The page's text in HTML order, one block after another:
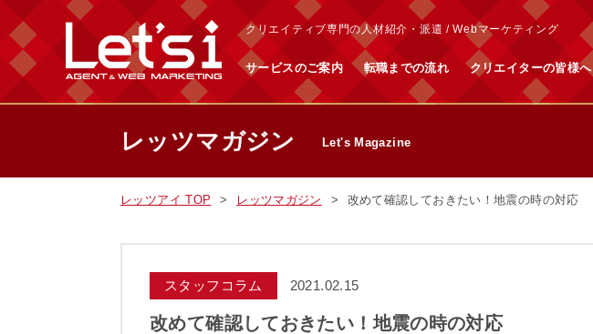
クリエイティブ専門の人材紹介・派遣 / Webマーケティング
サービスのご案内 転職までの流れ クリエイターの皆様へ
レッツマガジン Let's Magazine
レッツアイ TOP レッツマガジン 改めて確認しておきたい！地震の時の対応
スタッフコラム 2021.02.15
改めて確認しておきたい！地震の時の対応